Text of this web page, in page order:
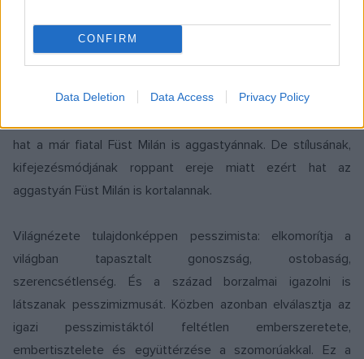
CONFIRM
Data Deletion Data Access Privacy Policy
maga a mindenség, a természet vagy a történelem egésze
szólalna meg. Ez az egész költészet ódai hangvételű,
költészetében a szakadatlan magasztosság állapotában.
hat a már fiatal Füst Milán is aggastyánnak. De stílusának,
kifejezésmódjának roppant ereje miatt ezért hat az
aggastyán Füst Milán is kortalannak.
Világnézete tulajdonképpen pesszimista: elkomorítja a
világban tapasztalt gonoszság, ostobaság,
szerencsétlenség. És a század borzalmai igazolni is
látszanak pesszimizmusát. Közben azonban elválasztja az
igazi pesszimistáktól feltétlen emberszeretete,
embertisztelete és együttérzése a szomorúakkal. Ez a